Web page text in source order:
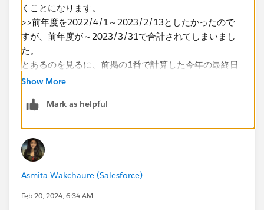
くことになります。
>>前年度を2022/4/1～2023/2/13としたかったので
すが、前年度が～2023/3/31で合計されてしまいまし
た。
とあるのを見るに、前掲の1番で計算した今年の最終日
が"2024年2月13日"ではない可能性が疑われます。計算
になっているかをまずは確認してみてください。
Show More
Mark as helpful
Asmita Wakchaure (Salesforce)
Feb 20, 2024, 6:34 AM